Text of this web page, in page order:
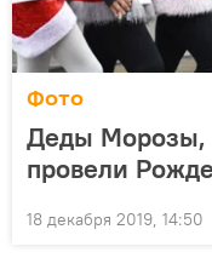
Фото
Деды Морозы,
провели
18 декабря 2019, 14:50